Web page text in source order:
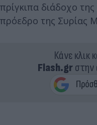
πρίγκιπα διάδοχο
πρόεδρο της Συρίας
Κάνε κλικ
Flash.grστην